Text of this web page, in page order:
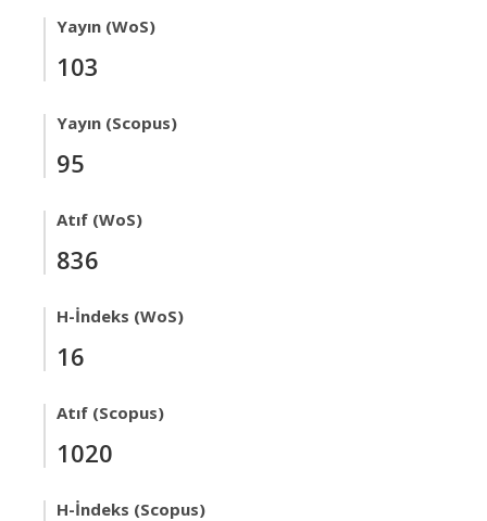
Yayın (WoS)
103
Yayın (Scopus)
95
Atıf (WoS)
836
H-İndeks (WoS)
16
Atıf (Scopus)
1020
H-İndeks (Scopus)